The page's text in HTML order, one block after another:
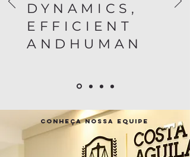
DYNAMICS,
EFFICIENT
AND HUMAN
conheça nossa equipe